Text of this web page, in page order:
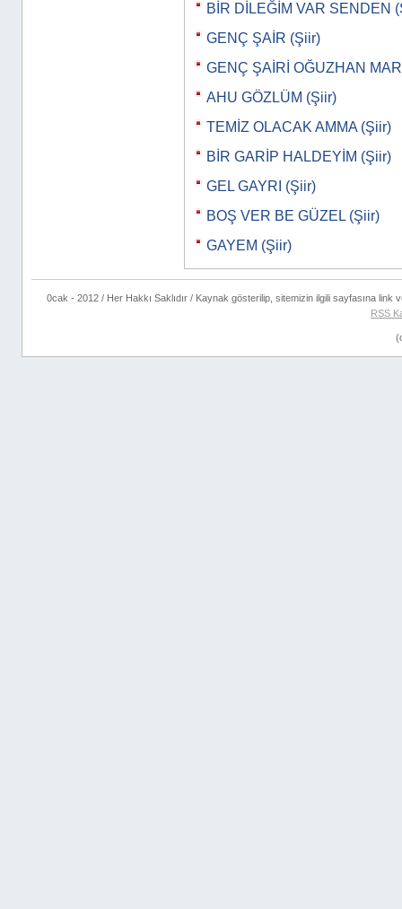
BİR DİLEĞİM VAR SENDEN
GENÇ ŞAİR (Şiir)
GENÇ ŞAİRİ OĞUZHAN
AHU GÖZLÜM (Şiir)
TEMİZ OLACAK AMMA (Şiir)
BİR GARİP HALDEYİM (Şiir)
GEL GAYRI (Şiir)
BOŞ VER BE GÜZEL (Şiir)
GAYEM (Şiir)
0cak - 2012 / Her Hakkı Saklıdır / Kaynak gösterilip, sitemizin ilgili sayfasına link
RSS